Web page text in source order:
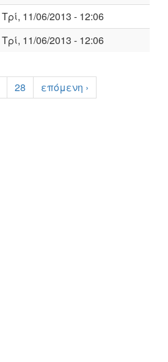
Τρί, 11/06/2013 - 12:06
Τρί, 11/06/2013 - 12:06
28
επόμενη ›